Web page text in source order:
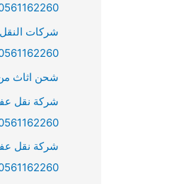
شركات
شحن اثاث من
شركة نقل
شركة نقل